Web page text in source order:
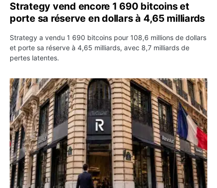
Strategy vend encore 1 690 bitcoins et
porte sa réserve en dollars à 4,65 milliards
Strategy a vendu 1 690 bitcoins pour 108,6 millions de dollars
et porte sa réserve à 4,65 milliards, avec 8,7 milliards de
pertes latentes.
Revolut décroche une licence bancaire française et